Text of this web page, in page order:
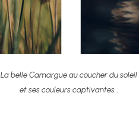
La belle Camargue au coucher du soleil
et ses couleurs captivantes…